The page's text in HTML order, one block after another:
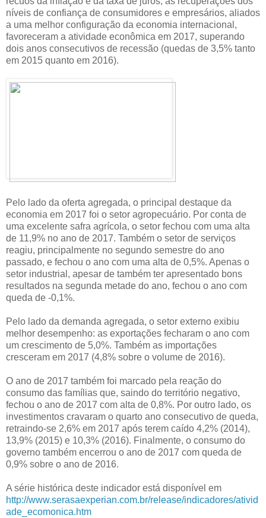
níveis de confiança de consumidores e empresários, aliados
a uma melhor configuração da economia internacional,
favoreceram a atividade econômica em 2017, superando
dois anos consecutivos de recessão (quedas de 3,5% tanto
em 2015 quanto em 2016).
Pelo lado da oferta agregada, o principal destaque da
economia em 2017 foi o setor agropecuário. Por conta de
uma excelente safra agrícola, o setor fechou com uma alta
de 11,9% no ano de 2017. Também o setor de serviços
reagiu, principalmente no segundo semestre do ano
passado, e fechou o ano com uma alta de 0,5%. Apenas o
setor industrial, apesar de também ter apresentado bons
resultados na segunda metade do ano, fechou o ano com
queda de -0,1%.
Pelo lado da demanda agregada, o setor externo exibiu
melhor desempenho: as exportações fecharam o ano com
um crescimento de 5,0%. Também as importações
cresceram em 2017 (4,8% sobre o volume de 2016).
O ano de 2017 também foi marcado pela reação do
consumo das famílias que, saindo do território negativo,
fechou o ano de 2017 com alta de 0,8%. Por outro lado, os
investimentos cravaram o quarto ano consecutivo de queda,
retraindo-se 2,6% em 2017 após terem caído 4,2% (2014),
13,9% (2015) e 10,3% (2016). Finalmente, o consumo do
governo também encerrou o ano de 2017 com queda de
0,9% sobre o ano de 2016.
A série histórica deste indicador está disponível em
http://www.serasaexperian.com.br/release/indicadores/ativid
ade_ecomonica.htm